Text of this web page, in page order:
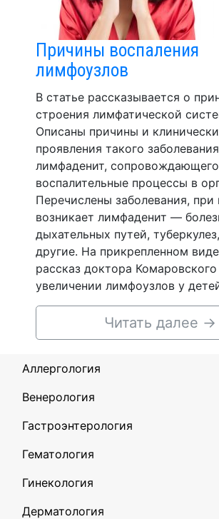
Причины воспаления
лимфоузлов
В статье рассказывается о
строения лимфатической
Описаны причины и
проявления такого
лимфаденит,
воспалительные процессы в
Перечислены заболевания, при
возникает лимфаденит —
дыхательных путей,
другие. На прикрепленном
рассказ доктора
увеличении лимфоузлов у
Читать далее →
Аллергология
Венерология
Гастроэнтерология
Гематология
Гинекология
Дерматология